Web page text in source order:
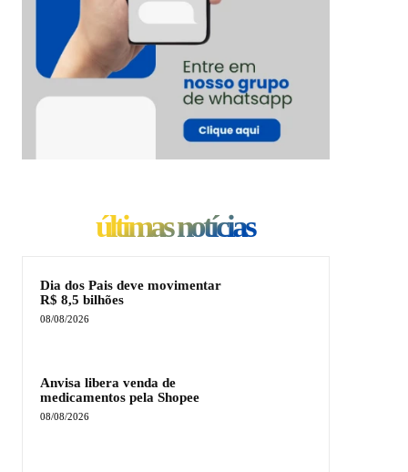
últimas notícias
Dia dos Pais deve movimentar
R$ 8,5 bilhões
08/08/2026
Anvisa libera venda de
medicamentos pela Shopee
08/08/2026